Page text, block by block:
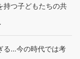
持つ子どもたちの共
る…今の時代では考